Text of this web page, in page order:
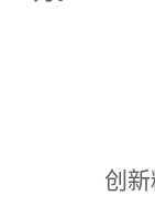
创新精